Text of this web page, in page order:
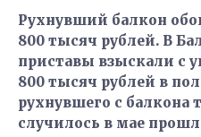
Рухнувший балкон
800 тысяч рублей. В
приставы взыскали с
800 тысяч рублей в
рухнувшего с балкона
случилось в мае